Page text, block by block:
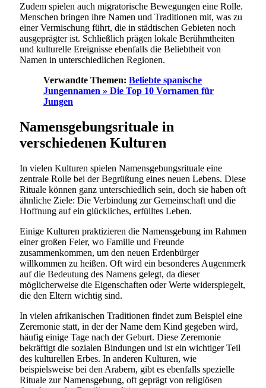
Zudem spielen auch migratorische Bewegungen eine Rolle.
Menschen bringen ihre Namen und Traditionen mit, was zu
einer Vermischung führt, die in städtischen Gebieten noch
ausgeprägter ist. Schließlich prägen lokale Berühmtheiten
und kulturelle Ereignisse ebenfalls die Beliebtheit von
Namen in unterschiedlichen Regionen.
Verwandte Themen: Beliebte spanische
Jungennamen » Die Top 10 Vornamen für
Jungen
Namensgebungsrituale in
verschiedenen Kulturen
In vielen Kulturen spielen Namensgebungsrituale eine
zentrale Rolle bei der Begrüßung eines neuen Lebens. Diese
Rituale können ganz unterschiedlich sein, doch sie haben oft
ähnliche Ziele: Die Verbindung zur Gemeinschaft und die
Hoffnung auf ein glückliches, erfülltes Leben.
Einige Kulturen praktizieren die Namensgebung im Rahmen
einer großen Feier, wo Familie und Freunde
zusammenkommen, um den neuen Erdenbürger
willkommen zu heißen. Oft wird ein besonderes Augenmerk
auf die Bedeutung des Namens gelegt, da dieser
möglicherweise die Eigenschaften oder Werte widerspiegelt,
die den Eltern wichtig sind.
In vielen afrikanischen Traditionen findet zum Beispiel eine
Zeremonie statt, in der der Name dem Kind gegeben wird,
häufig einige Tage nach der Geburt. Diese Zeremonie
bekräftigt die sozialen Bindungen und ist ein wichtiger Teil
des kulturellen Erbes. In anderen Kulturen, wie
beispielsweise bei den Arabern, gibt es ebenfalls spezielle
Rituale zur Namensgebung, oft geprägt von religiösen